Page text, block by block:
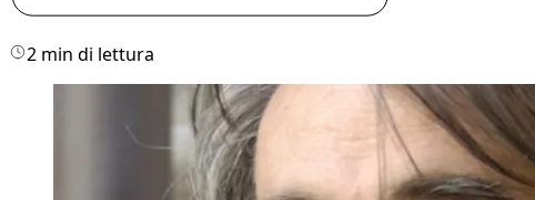
2 min di lettura